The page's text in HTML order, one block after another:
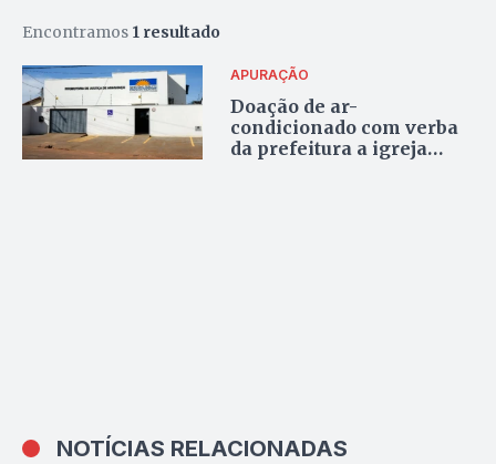
Encontramos 1 resultado
APURAÇÃO
Doação de ar-
condicionado com verba
da prefeitura a igreja
NOTÍCIAS RELACIONADAS